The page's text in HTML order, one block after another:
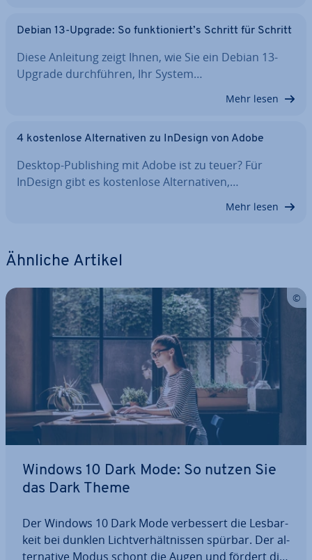
Debian 13-Upgrade: So funk­tio­niert’s Schritt für Schritt
Diese Anleitung zeigt Ihnen, wie Sie ein Debian 13-
Upgrade durch­füh­ren, Ihr System…
Mehr lesen
4 kos­ten­lo­se Al­ter­na­ti­ven zu InDesign von Adobe
Desktop-Pu­bli­shing mit Adobe ist zu teuer? Für
InDesign gibt es kos­ten­lo­se Al­ter­na­ti­ven,…
Mehr lesen
Ähnliche Artikel
Windows 10 Dark Mode: So nutzen Sie
das Dark Theme
Der Windows 10 Dark Mode ver­bes­sert die Les­bar­
keit bei dunklen Licht­ver­hält­nis­sen spürbar. Der al­
ter­na­ti­ve Modus schont die Augen und fördert die